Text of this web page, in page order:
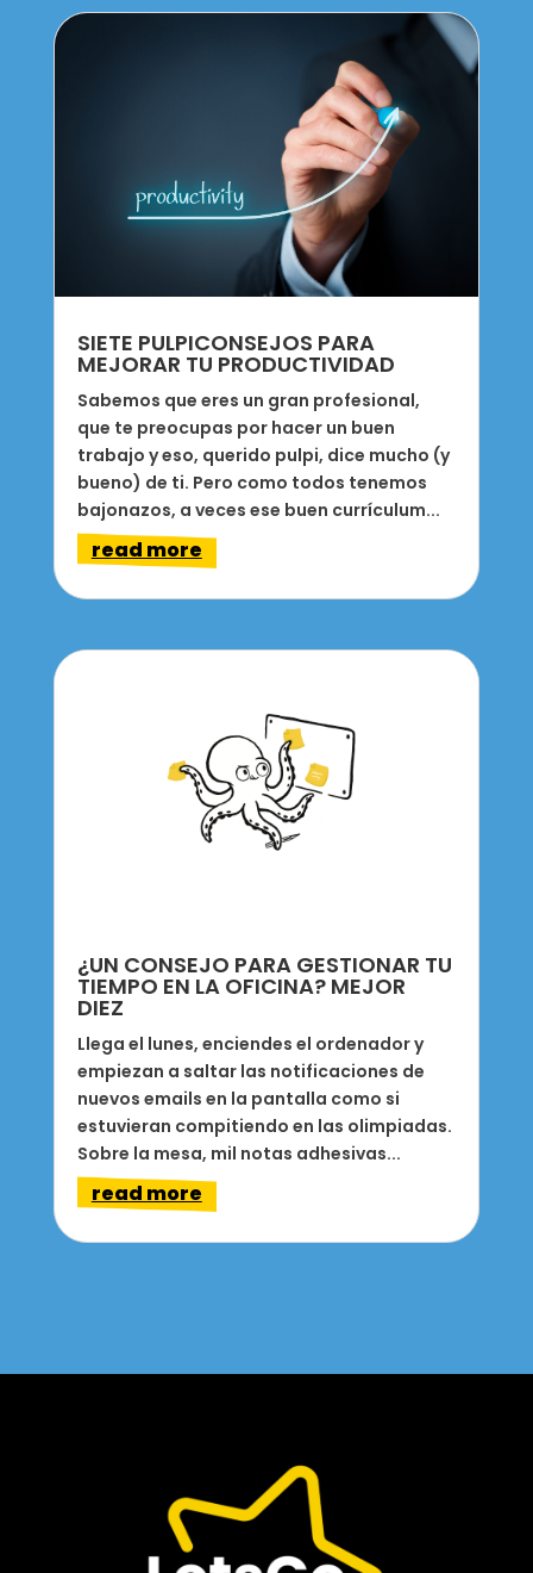
SIETE PULPICONSEJOS PARA
MEJORAR TU PRODUCTIVIDAD
Sabemos que eres un gran profesional,
que te preocupas por hacer un buen
trabajo y eso, querido pulpi, dice mucho (y
bueno) de ti. Pero como todos tenemos
bajonazos, a veces ese buen currículum...
read more
¿UN CONSEJO PARA GESTIONAR TU
TIEMPO EN LA OFICINA? MEJOR
DIEZ
Llega el lunes, enciendes el ordenador y
empiezan a saltar las notificaciones de
nuevos emails en la pantalla como si
estuvieran compitiendo en las olimpiadas.
Sobre la mesa, mil notas adhesivas...
read more